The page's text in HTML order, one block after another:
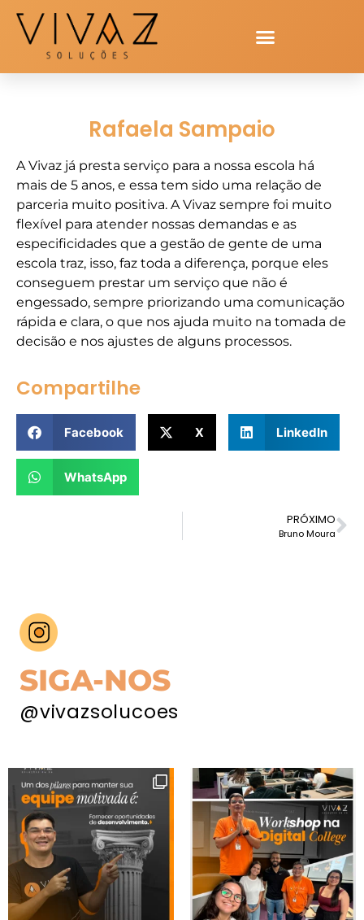
Rafaela Sampaio
A Vivaz já presta serviço para a nossa escola há
mais de 5 anos, e essa tem sido uma relação de
parceria muito positiva. A Vivaz sempre foi muito
flexível para atender nossas demandas e as
especificidades que a gestão de gente de uma
escola traz, isso, faz toda a diferença, porque eles
conseguem prestar um serviço que não é
engessado, sempre priorizando uma comunicação
rápida e clara, o que nos ajuda muito na tomada de
decisão e nos ajustes de alguns processos.
Compartilhe
Facebook X LinkedIn
WhatsApp
PRÓXIMO
Bruno Moura
SIGA-NOS
@vivazsolucoes